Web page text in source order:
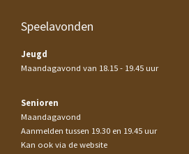
Speelavonden
Jeugd
Maandagavond van 18.15 - 19.45 uur
Senioren
Maandagavond
Aanmelden tussen 19.30 en 19.45 uur
Kan ook via de website